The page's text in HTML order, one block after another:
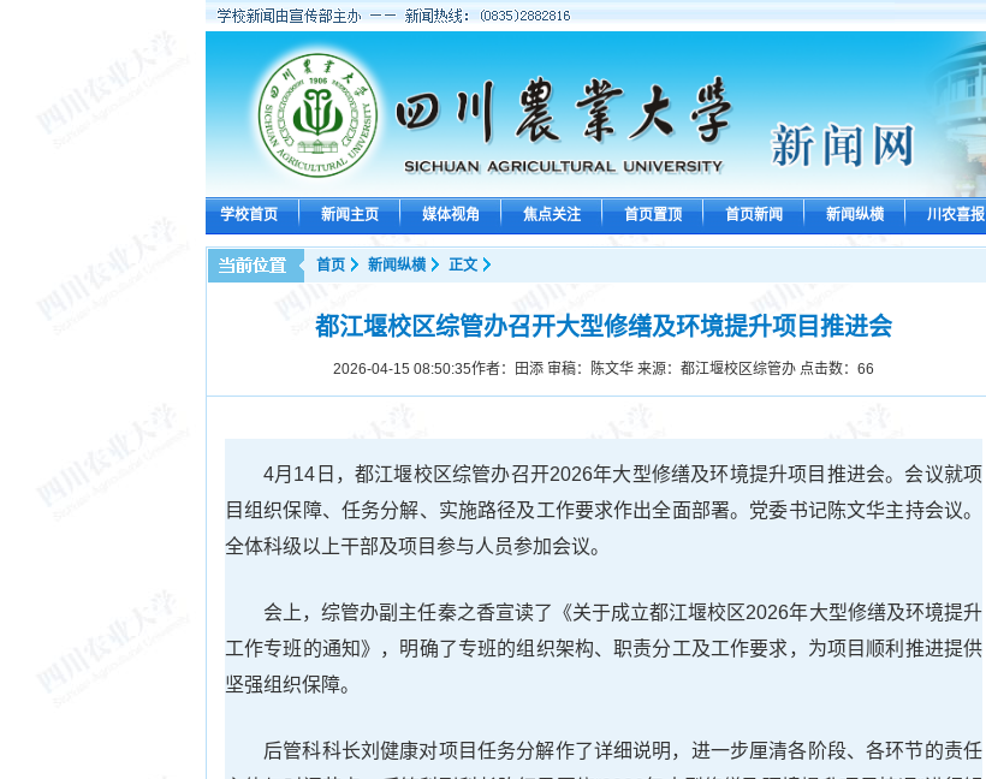
学校首页 新闻主页 媒体视角 焦点关注 首页置顶 首页新闻 新闻纵横 川农喜报
首页 新闻纵横 正文
都江堰校区综管办召开大型修缮及环境提升项目推进会
2026-04-15 08:50:35作者：田添 审稿：陈文华 来源：都江堰校区综管办 点击数： 66
4月14日，都江堰校区综管办召开2026年大型修缮及环境提升项目推进会。会议就项
目组织保障、任务分解、实施路径及工作要求作出全面部署。党委书记陈文华主持会议。
全体科级以上干部及项目参与人员参加会议。
会上，综管办副主任秦之香宣读了《关于成立都江堰校区2026年大型修缮及环境提升
工作专班的通知》，明确了专班的组织架构、职责分工及工作要求，为项目顺利推进提供
坚强组织保障。
后管科科长刘健康对项目任务分解作了详细说明，进一步厘清各阶段、各环节的责任